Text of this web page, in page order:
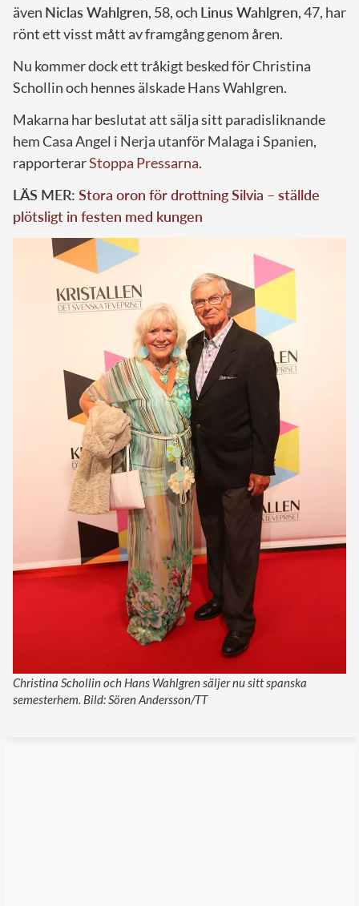
även Niclas Wahlgren, 58, och Linus Wahlgren, 47, har
rönt ett visst mått av framgång genom åren.
Nu kommer dock ett tråkigt besked för Christina
Schollin och hennes älskade Hans Wahlgren.
Makarna har beslutat att sälja sitt paradisliknande
hem Casa Angel i Nerja utanför Malaga i Spanien,
rapporterarStoppa Pressarna.
LÄS MER: Stora oron för drottning Silvia – ställde
plötsligt in festen med kungen
Christina Schollin och Hans Wahlgren säljer nu sitt spanska
semesterhem. Bild: Sören Andersson/TT